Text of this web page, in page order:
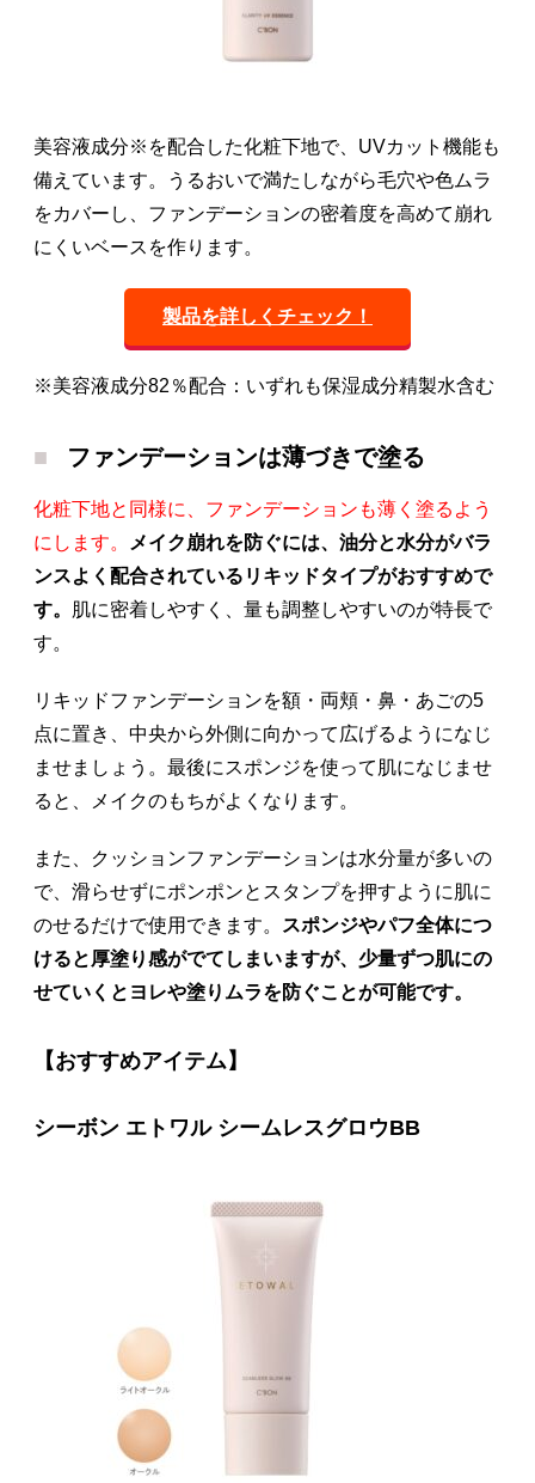
美容液成分※を配合した化粧下地で、UVカット機能も
備えています。うるおいで満たしながら毛穴や色ムラ
をカバーし、ファンデーションの密着度を高めて崩れ
にくいベースを作ります。
製品を詳しくチェック！
※美容液成分82％配合：いずれも保湿成分精製水含む
ファンデーションは薄づきで塗る
化粧下地と同様に、ファンデーションも薄く塗るよう
にします。
メイク崩れを防ぐには、油分と水分がバラ
ンスよく配合されているリキッドタイプがおすすめで
す。 肌に密着しやすく、量も調整しやすいのが特長で
す。
リキッドファンデーションを額・両頬・鼻・あごの5
点に置き、中央から外側に向かって広げるようになじ
ませましょう。最後にスポンジを使って肌になじませ
ると、メイクのもちがよくなります。
また、クッションファンデーションは水分量が多いの
で、滑らせずにポンポンとスタンプを押すように肌に
のせるだけで使用できます。
スポンジやパフ全体につ
けると厚塗り感がでてしまいますが、少量ずつ肌にの
せていくとヨレや塗りムラを防ぐことが可能です。
【おすすめアイテム】
シーボン エトワル シームレスグロウBB